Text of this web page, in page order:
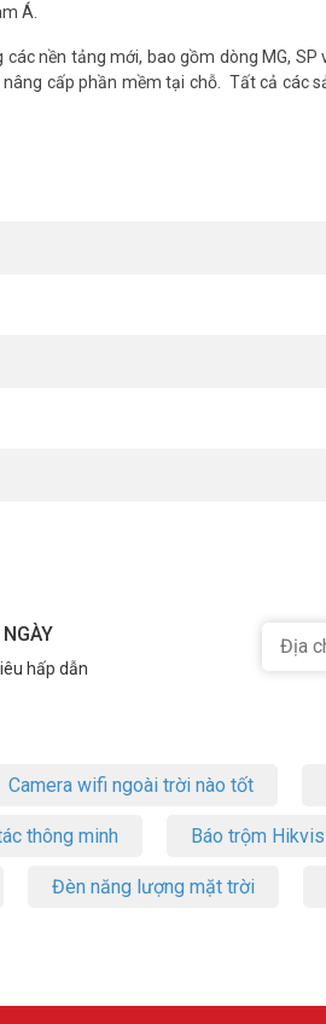
Á.
nền tảng mới, bao gồm dòng MG, SP
cấp phần mềm tại chỗ. Tất cả các
hấp dẫn
Camera wifi ngoài trời nào tốt
thông minh Báo trộm
Đèn năng lượng mặt trời